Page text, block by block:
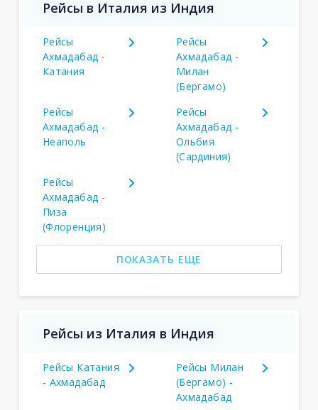
Рейсы в Италия из Индия
Рейсы
Ахмадабад -
Катания
Рейсы
Ахмадабад -
Милан
(Бергамо)
Рейсы
Ахмадабад -
Неаполь
Рейсы
Ахмадабад -
Ольбия
(Сардиния)
Рейсы
Ахмадабад -
Пиза
(Флоренция)
ПОКАЗАТЬ ЕЩЕ
Рейсы из Италия в Индия
Рейсы Катания
- Ахмадабад
Рейсы Милан
(Бергамо) -
Ахмадабад